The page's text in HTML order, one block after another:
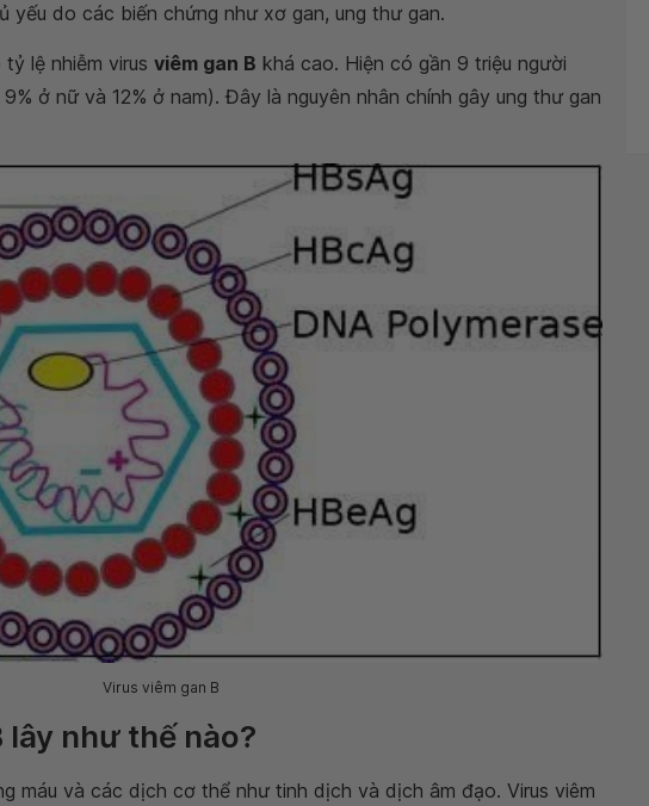
yếu do các biến chứng như xơ gan, ung thư gan.
lệ nhiễm virus viêm gan B khá cao. Hiện có gần 9 triệu người
ở nữ và 12% ở nam). Đây là nguyên nhân chính gây ung thư gan
Virus viêm gan B
lây như thế nào?
máu và các dịch cơ thể như tinh dịch và dịch âm đạo. Virus viêm